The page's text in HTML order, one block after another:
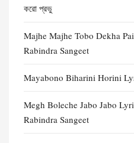
করো প্রভু
Majhe Majhe Tobo Dekha Pai
Rabindra Sangeet
Mayabono Biharini Horini Lyrics
Megh Boleche Jabo Jabo
Rabindra Sangeet